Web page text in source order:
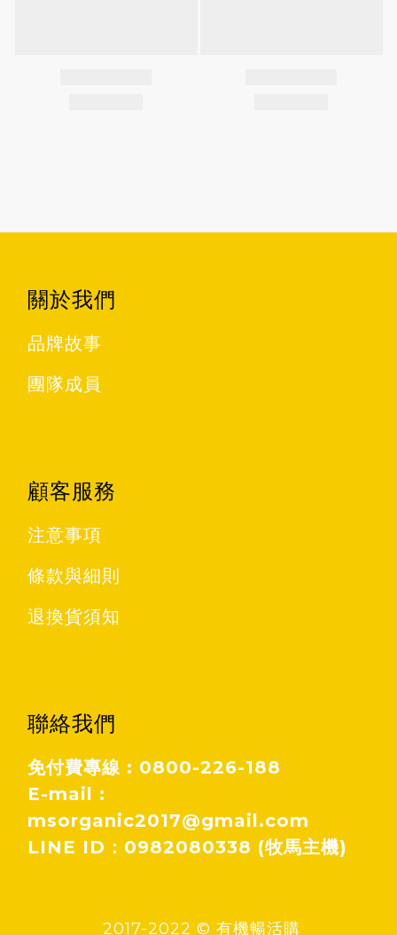
關於我們
品牌故事
團隊成員
顧客服務
注意事項
條款與細則
退換貨須知
聯絡我們
免付費專線 : 0800-226-188
E-mail :
msorganic2017@gmail.com
LINE ID：0982080338 (牧馬主機)
2017-2022 © 有機暢活購